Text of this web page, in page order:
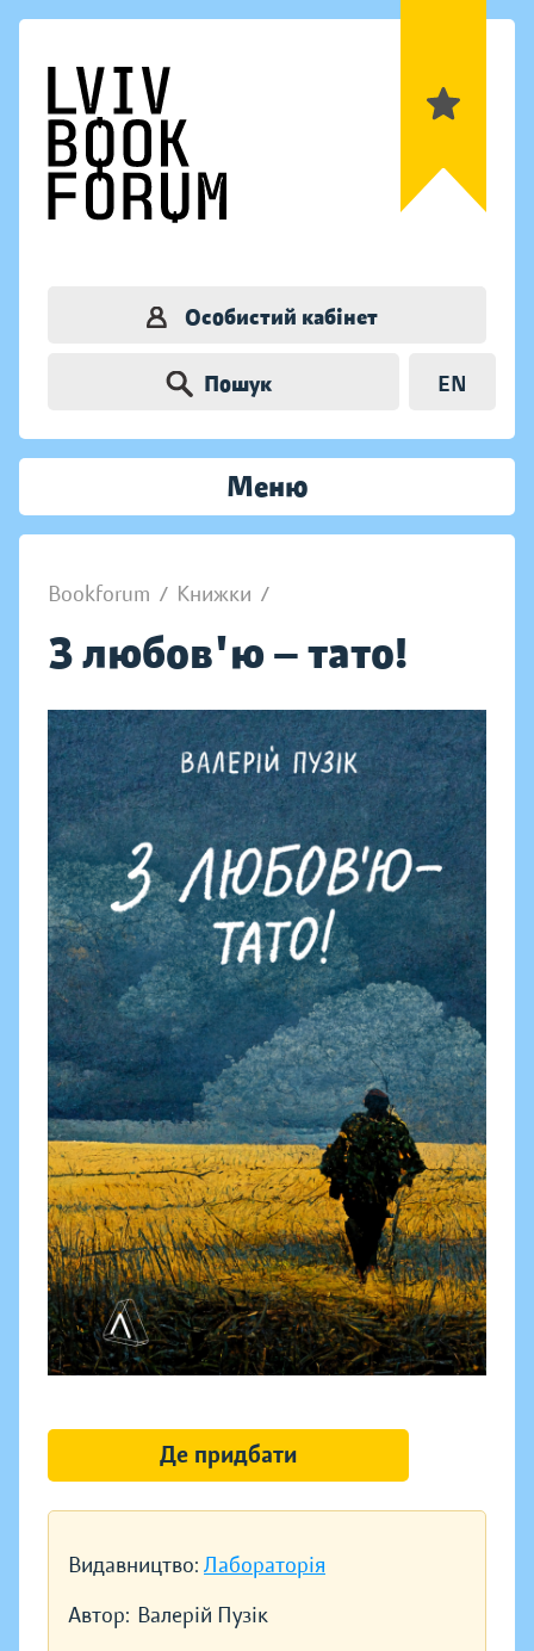
Особистий кабінет
Пошук EN
Меню
Bookforum / Книжки /
З любов'ю — тато!
Видавництво: Лабораторія
Автор: Валерій Пузік
Де придбати